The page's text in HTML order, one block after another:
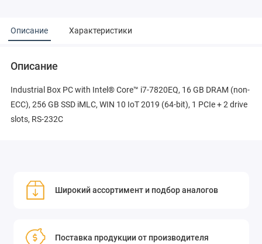
Описание Характеристики
Описание
Industrial Box PC with Intel® Core™ i7-7820EQ, 16 GB DRAM (non-
ECC), 256 GB SSD iMLC, WIN 10 IoT 2019 (64-bit), 1 PCIe + 2 drive
slots, RS-232C
Широкий ассортимент и подбор аналогов
Поставка продукции от производителя